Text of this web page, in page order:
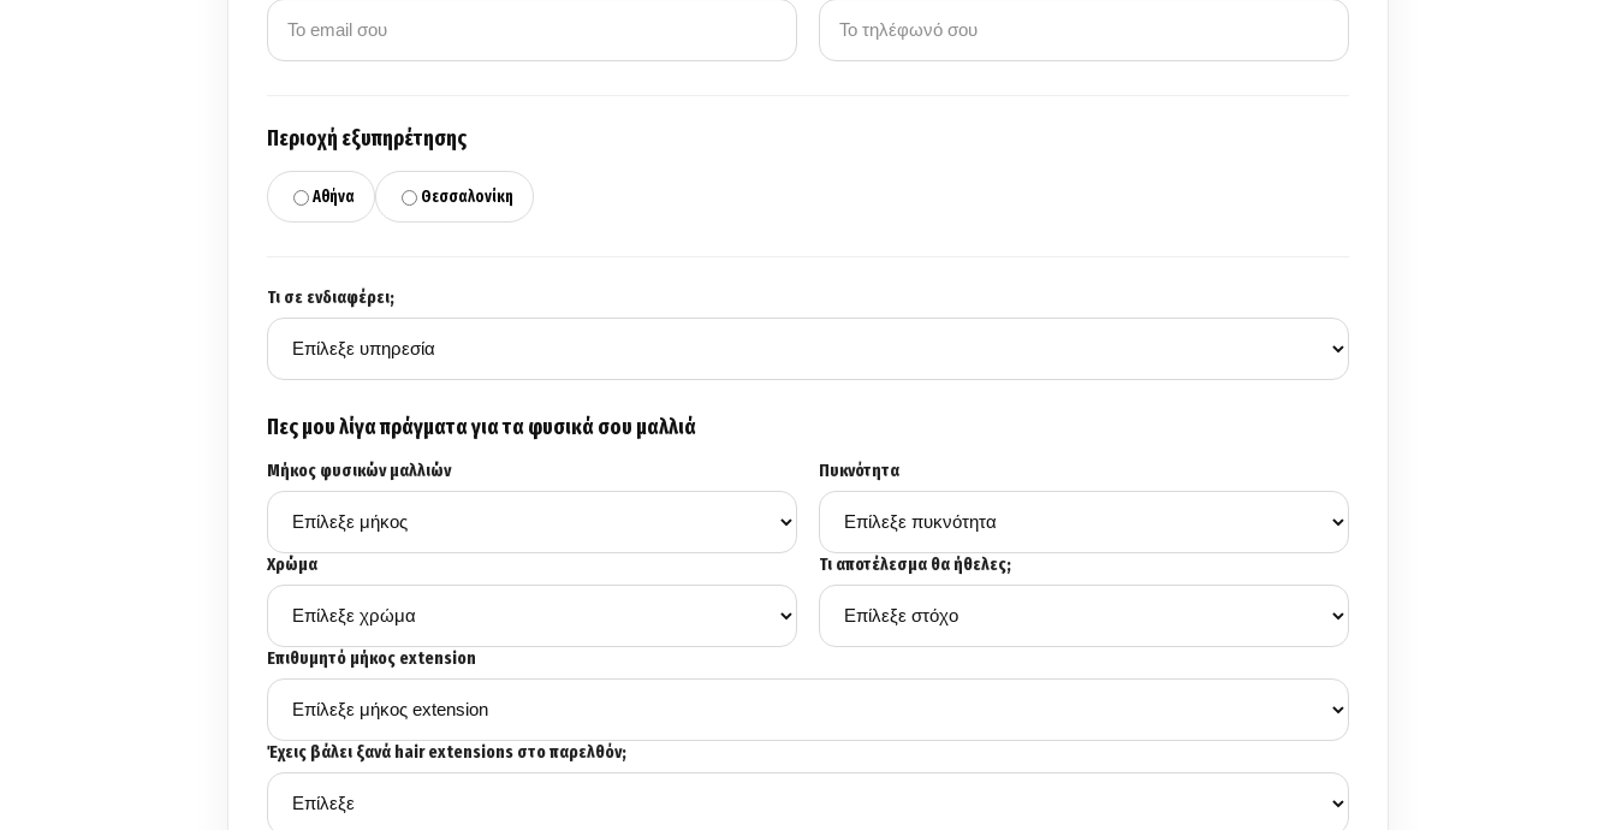
Περιοχή εξυπηρέτησης
Αθήνα Θεσσαλονίκη
Τι σε ενδιαφέρει;
Πες μου λίγα πράγματα για τα φυσικά σου μαλλιά
Μήκος φυσικών μαλλιών Πυκνότητα
Χρώμα Τι αποτέλεσμα θα ήθελες;
Επιθυμητό μήκος extension
Έχεις βάλει ξανά hair extensions στο παρελθόν;